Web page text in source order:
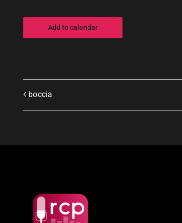
Add to calendar
boccia